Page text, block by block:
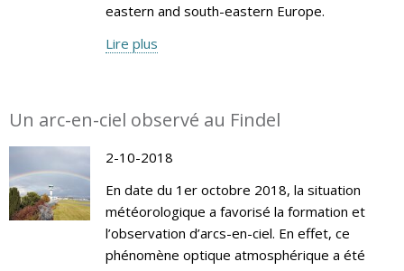
eastern and south-eastern Europe.
Lire plus
Un arc-en-ciel observé au Findel
2-10-2018
En date du 1er octobre 2018, la situation
météorologique a favorisé la formation et
l’observation d’arcs-en-ciel. En effet, ce
phénomène optique atmosphérique a été